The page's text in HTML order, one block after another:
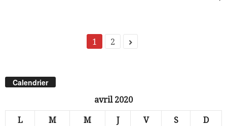
1 2
Calendrier
avril 2020
L M M J V S D